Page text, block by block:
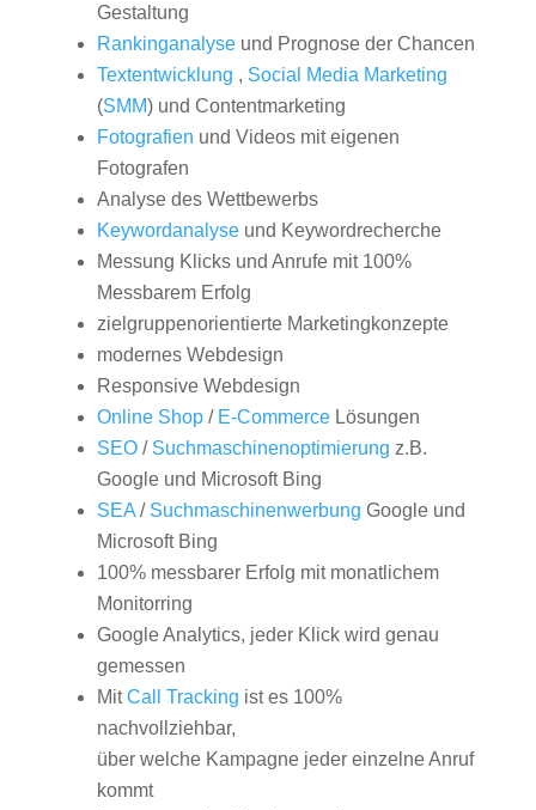
Gestaltung
Rankinganalyseund Prognose der Chancen
Textentwicklung , Social Media Marketing
(SMM) und Contentmarketing
Fotografien und Videos mit eigenen
Fotografen
Analyse des Wettbewerbs
Keywordanalyseund Keywordrecherche
Messung Klicks und Anrufe mit 100%
Messbarem Erfolg
zielgruppenorientierte Marketingkonzepte
modernes Webdesign
Responsive Webdesign
Online Shop/ E-CommerceLösungen
SEO/ Suchmaschinenoptimierung z.B.
Google und Microsoft Bing
SEA/ Suchmaschinenwerbung Google und
Microsoft Bing
100% messbarer Erfolg mit monatlichem
Monitorring
Google Analytics, jeder Klick wird genau
gemessen
MitCall Tracking ist es 100%
nachvollziehbar,
über welche Kampagne jeder einzelne Anruf
kommt